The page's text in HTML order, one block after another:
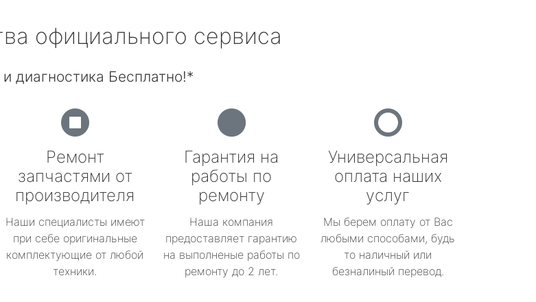
официального сервиса
диагностика Бесплатно!*
Ремонт
запчастями от
производителя
Наши специалисты имеют
при себе оригинальные
комплектующие от любой
техники.
Гарантия на
работы по
ремонту
Наша компания
предоставляет гарантию
на выполненые работы по
ремонту до 2 лет.
Универсальная
оплата наших
услуг
Мы берем оплату от Вас
любыми способами, будь
то наличный или
безналиный перевод.